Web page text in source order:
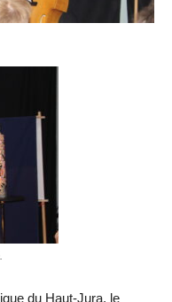
du Haut-Jura, le